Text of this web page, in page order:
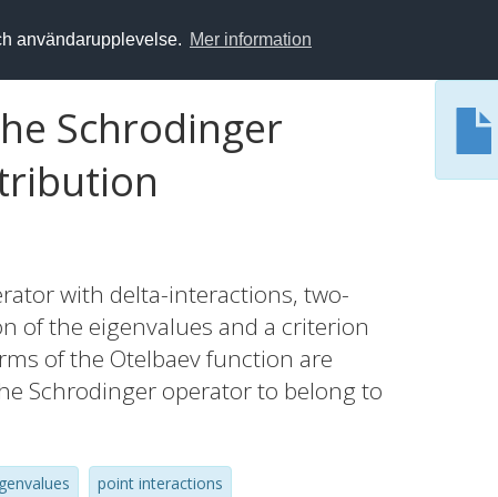
användarupplevelse. Mer information
Schrodinger
with delta-interactions, two-
of the eigenvalues and a criterion
of the Otelbaev function are
Schrodinger operator to belong to
point interactions